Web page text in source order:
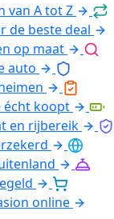
van A tot Z
de beste deal
op maat
auto
écht koopt
en rijbereik
online